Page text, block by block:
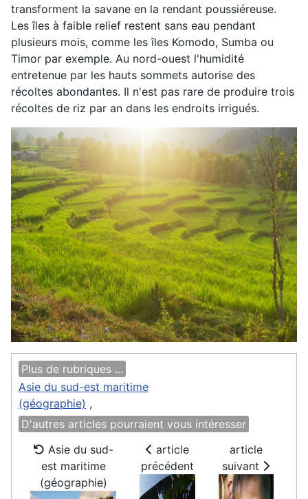
transforment la savane en la rendant poussiéreuse.
Les îles à faible relief restent sans eau pendant
plusieurs mois, comme les îles Komodo, Sumba ou
Timor par exemple. Au nord-ouest l'humidité
entretenue par les hauts sommets autorise des
récoltes abondantes. Il n'est pas rare de produire trois
récoltes de riz par an dans les endroits irrigués.
Plus de rubriques ...
Asie du sud-est maritime
(géographie) ,
D'autres articles pourraient vous intéresser
Asie du sud-
est maritime
(géographie)
article
précédent
article
suivant